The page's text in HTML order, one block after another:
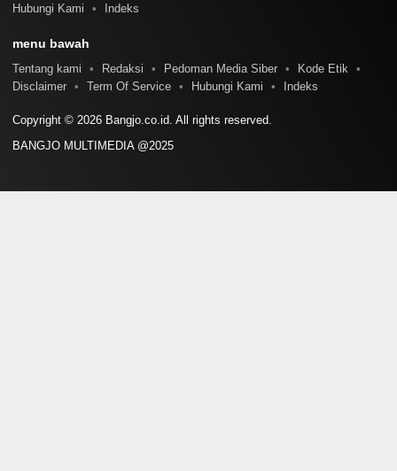
Hubungi Kami
Indeks
menu bawah
Tentang kami Redaksi Pedoman Media Siber
Kode Etik
Disclaimer
Term Of Service Hubungi Kami Indeks
Copyright © 2026 Bangjo.co.id. All rights reserved.
BANGJO MULTIMEDIA @2025